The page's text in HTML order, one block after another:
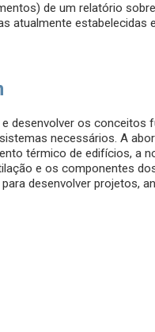
de um relatório
atualmente estabelecidas
desenvolver os conceitos
necessários. A
térmico de edifícios, a
e os componentes
desenvolver projetos,